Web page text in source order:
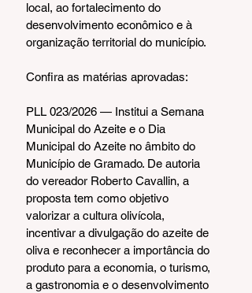
local, ao fortalecimento do
desenvolvimento econômico e à
organização territorial do município.
Confira as matérias aprovadas:
PLL 023/2026 — Institui a Semana
Municipal do Azeite e o Dia
Municipal do Azeite no âmbito do
Município de Gramado. De autoria
do vereador Roberto Cavallin, a
proposta tem como objetivo
valorizar a cultura olivícola,
incentivar a divulgação do azeite de
oliva e reconhecer a importância do
produto para a economia, o turismo,
a gastronomia e o desenvolvimento